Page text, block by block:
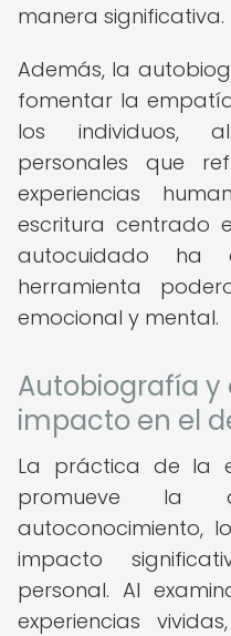
manera significativa.
Además, la
fomentar la
los individuos,
personales que
experiencias
escritura centrado
autocuidado ha
herramienta
emocional y mental.
Autobiografía y
impacto en el
La práctica de la
promueve la
autoconocimiento,
impacto
personal. Al
experiencias